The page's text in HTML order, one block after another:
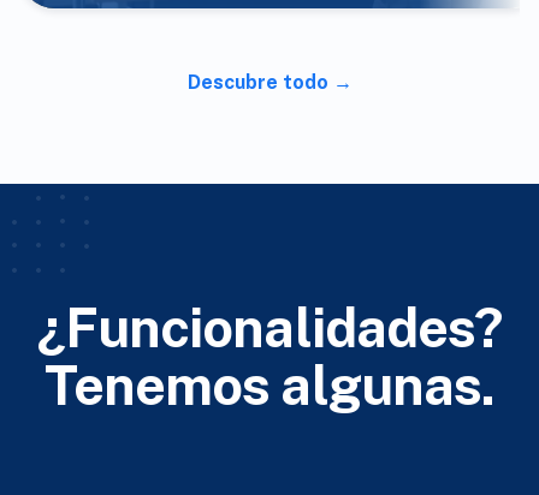
Descubre todo
¿Funcionalidades?
Tenemos algunas.